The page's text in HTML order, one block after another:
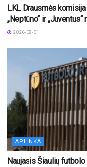
LKL Drausmės
„Neptūno“ ir „Juventus“
2026-08-01
APLINKA
Naujasis Šiaulių